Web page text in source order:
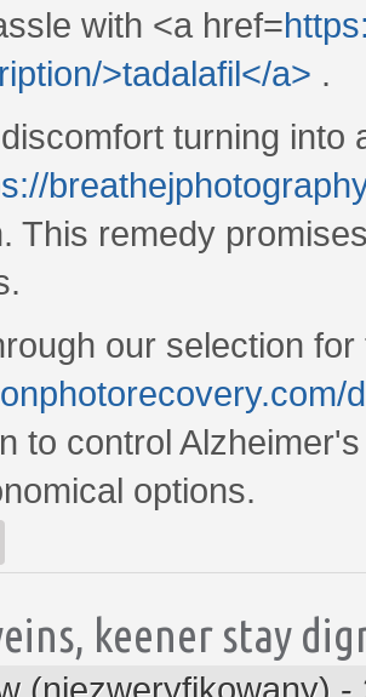
with <a href=
>tadalafil</a> .
turning into
This remedy
our selection for
to control
options.
keener stay
(niezweryfikowany) -